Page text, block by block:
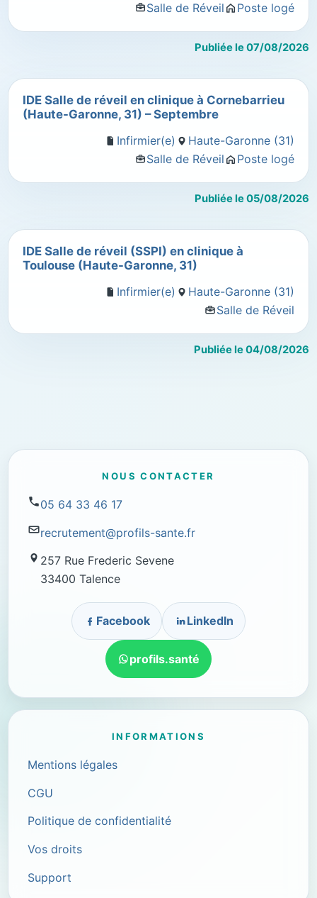
Salle de Réveil
Poste logé
Publiée le 07/08/2026
IDE Salle de réveil en clinique à Cornebarrieu
(Haute-Garonne, 31) – Septembre
Infirmier(e)
Haute-Garonne (31)
Salle de Réveil
Poste logé
Publiée le 05/08/2026
IDE Salle de réveil (SSPI) en clinique à
Toulouse (Haute-Garonne, 31)
Infirmier(e)
Haute-Garonne (31)
Salle de Réveil
Publiée le 04/08/2026
NOUS CONTACTER
05 64 33 46 17
recrutement@profils-sante.fr
257 Rue Frederic Sevene
33400 Talence
Facebook LinkedIn
profils.santé
INFORMATIONS
Mentions légales
CGU
Politique de confidentialité
Vos droits
Support